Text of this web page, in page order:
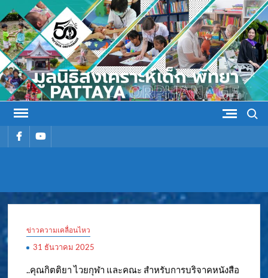
Skip
to
content
รายการรายการ
สงเคราะห์
ข่าวความเคลื่อนไหว
31 ธันวาคม 2025
..คุณกิตติยา ไวยกุฬา และคณะ สำหรับการบริจาคหนังสือ